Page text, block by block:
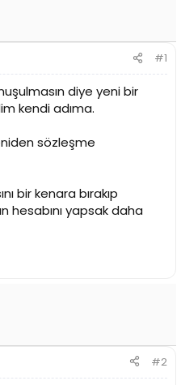
#1
diye yeni bir
kendi adıma.
sözleşme
bir kenara bırakıp
hesabını yapsak daha
#2